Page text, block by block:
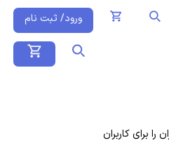
ورود/ ثبت نام
برای کاربران